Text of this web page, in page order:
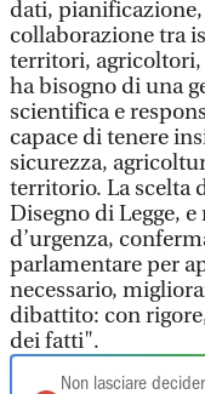
dati,
collaborazione tra
territori, agricoltori,
ha bisogno di una
scientifica e
capace di tenere
sicurezza,
territorio. La scelta
Disegno di Legge,
d’urgenza,
parlamentare per
necessario,
dibattito: con
dei fatti".
Non lasciare